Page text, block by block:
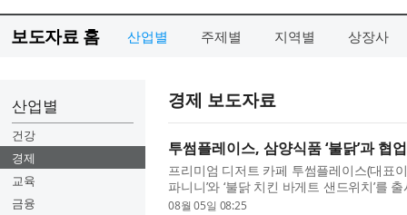
보도자료 홈 산업별 주제별 지역별 상장사
산업별
건강
경제
교육
금융
경제 보도자료
투썸플레이스, 삼양식품 ‘불닭’과
프리미엄 디저트 카페 투썸플레이스(대표
파니니’와 ‘불닭 치킨 바게트 샌드위치’를
사랑받는 글로벌 브랜드로 인기를 끌면서
08월 05일 08:25